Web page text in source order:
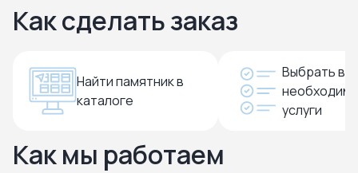
Как сделать заказ
Найти памятник в
каталоге
Выбрать
услуги
Как мы работаем